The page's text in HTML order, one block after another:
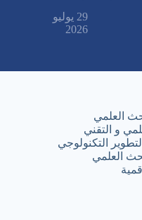
29 يوليو
2026
العلمي
و التقني
التكنولوجي
العلمي